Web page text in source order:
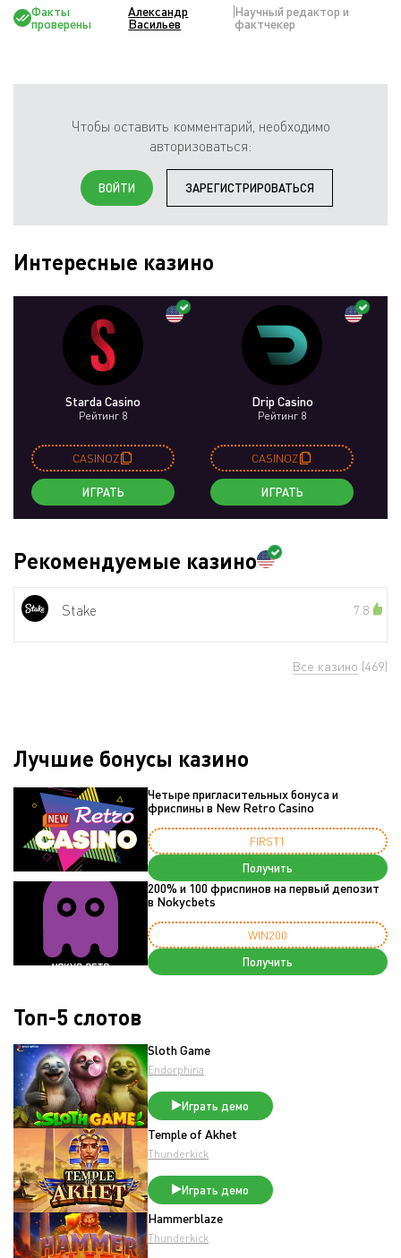
Факты
проверены
Александр
Васильев
Научный редактор и
фактчекер
Чтобы оставить комментарий, необходимо
авторизоваться:
ВОЙТИ ЗАРЕГИСТРИРОВАТЬСЯ
Интересные казино
Starda Casino
Рейтинг 8
CASINOZ
ИГРАТЬ
Drip Casino
Рейтинг 8
CASINOZ
ИГРАТЬ
Рекомендуемые казино
Stake 7.8
Все казино (469)
Лучшие бонусы казино
Четыре пригласительных бонуса и
фриспины в New Retro Casino
FIRST1
Получить
200% и 100 фриспинов на первый депозит
в Nokycbets
WIN200
Получить
Топ-5 слотов
Sloth Game
Endorphina
Играть демо
Temple of Akhet
Thunderkick
Играть демо
Hammerblaze
Thunderkick